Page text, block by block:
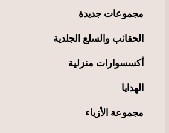
مجموعات جديدة
الحقائب والسلع الجلدية
أكسسوارات منزلية
الهدايا
مجموعة الأزياء